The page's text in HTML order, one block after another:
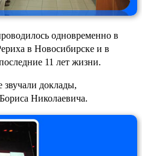
одновременно в
в Новосибирске и в
11 лет жизни.
доклады,
Николаевича.